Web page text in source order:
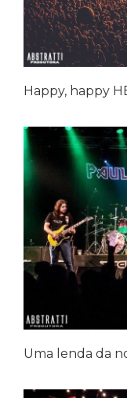
Happy, happy
Uma lenda da